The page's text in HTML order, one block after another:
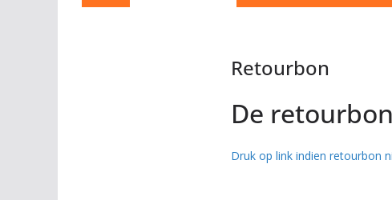
Retourbon
De
Druk op link indien retourbon